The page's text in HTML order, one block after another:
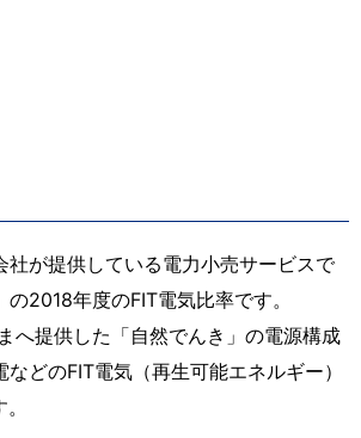
社が提供している電力小売サービスで
2018年度のFIT電気比率です。
へ提供した「自然でんき」の電源構成
どのFIT電気（再生可能エネルギー）